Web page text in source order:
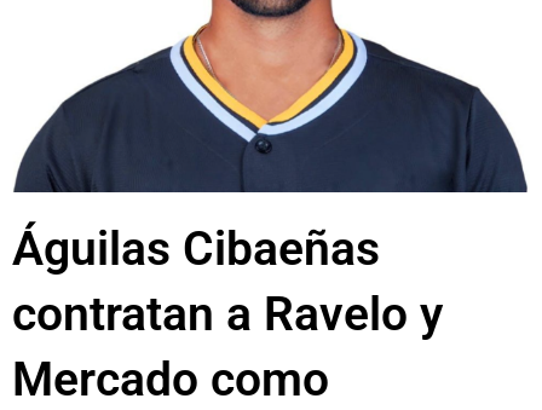
Águilas Cibaeñas
contratan a Ravelo y
Mercado como